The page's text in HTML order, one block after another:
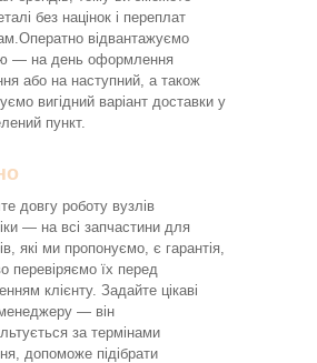
без націнок і переплат
відвантажуємо
— на день оформлення
або на наступний, а також
вигідний варіант доставки у
пункт.
довгу роботу вузлів
— на всі запчастини для
які ми пропонуємо, є гарантія,
перевіряємо їх перед
клієнту. Задайте цікаві
— він
за термінами
допоможе підібрати